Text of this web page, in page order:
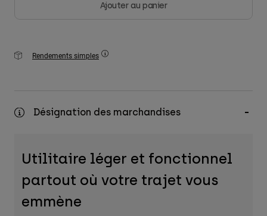
Ajouter au panier
Rendements simples
Désignation des marchandises
Utilitaire léger et fonctionnel
partout où votre trajet vous
emmène